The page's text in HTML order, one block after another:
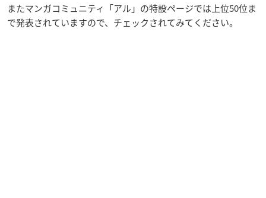
またマンガコミュニティ「アル」の特設ページでは上位50位ま
で発表されていますので、チェックされてみてください。